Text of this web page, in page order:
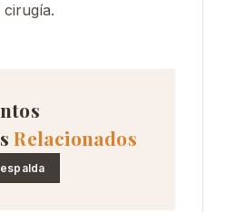
cirugía.
Relacionados